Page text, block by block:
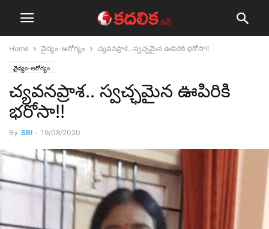
Home వైద్యం-ఆరోగ్యం చ్య‌వ‌న‌ప్రాశ‌.. స్వ‌చ్ఛ‌మైన ఊపిరికి భ‌రోసా!‌!
వైద్యం-ఆరోగ్యం
చ్య‌వ‌న‌ప్రాశ‌.. స్వ‌చ్ఛ‌మైన ఊపిరికి
భ‌రోసా!‌!
By SRI - 19/08/2020